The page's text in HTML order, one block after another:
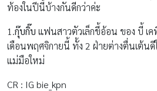
ท้องในปีนี้บ้างกันดีกว่าค่ะ
1.กุ๊บกิ๊บ แฟนสาวตัวเล็กขี้อ้อน ของ บี้ เค
เดือนพฤศจิกายนี้ ทั้ง 2 ฝ่ายต่างตื่นเต้น
แม่มือใหม่
CR : IG bie_kpn